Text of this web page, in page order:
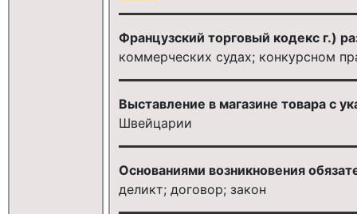
Французский торговый кодекс г.)
коммерческих судах; конкурсном
Выставление в магазине товара с
Швейцарии
Основаниями возникновения
деликт; договор; закон